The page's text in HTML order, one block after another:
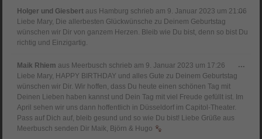
Holger und Giesbert aus Hamburg schrieb am 9. Januar 2023 um 21:06
Liebe Mary, Die allerbesten Glückwünsche zu Deinem Geburtstag
wünschen wir Dir von ganzem Herzen. Bleib wie Du bist, denn so bist Du
richtig und Einzigartig.
...
Maik Rhiem aus Meerbusch schrieb am 9. Januar 2023 um 17:26
Liebe Mary, HAPPY BIRTHDAY und alles Gute zu Deinem Geburtstag
wünschen wir Dir. Wir hoffen, dass Du heute einen schönen Tag mit
Deinen Lieben haben kannst und Dein Tag mit viel Freude gefüllt ist. Im
April sehen wir uns dann hoffentlich in Düsseldorf im Capitol-Theater.
Pass auf Dich auf, bleib gesund und so wie Du bist! Liebe Grüße aus
Meerbusch senden Dir Maik, Björn & Hugo
...